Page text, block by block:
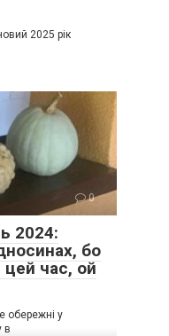
2025 рік
0
2024:
бо
цей час, ой
обережні у
в